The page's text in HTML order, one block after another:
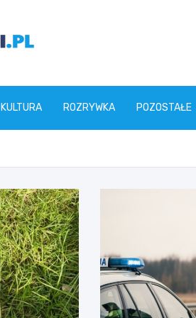
KULTURA ROZRYWKA POZOSTAŁE